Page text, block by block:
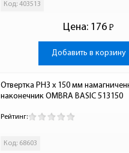
Код: 403513
Цена: 176 Р
-
Добавить в корзину
Отвертка PH3 x 150 мм
наконечник OMBRA BASIC 513150
Рейтинг:
Код: 68603